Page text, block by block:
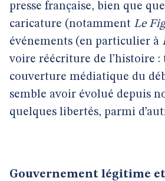
presse française, bien que
caricature (notamment Le
événements (en particulier à
voire réécriture de l’histoire
couverture médiatique du
semble avoir évolué depuis
quelques libertés, parmi
Gouvernement légitime